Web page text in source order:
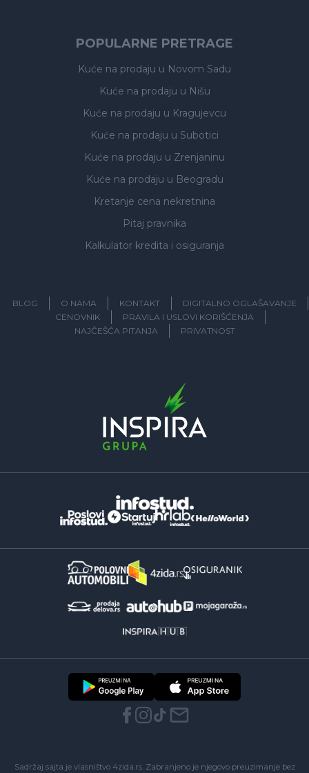
POPULARNE PRETRAGE
Kuće na prodaju u Novom Sadu
Kuće na prodaju u Nišu
Kuće na prodaju u Kragujevcu
Kuće na prodaju u Subotici
Kuće na prodaju u Zrenjaninu
Kuće na prodaju u Beogradu
Kretanje cena nekretnina
Pitaj pravnika
Kalkulator kredita i osiguranja
BLOG O NAMA KONTAKT
DIGITALNO OGLAŠAVANJE
CENOVNIK
PRAVILA I USLOVI KORIŠĆENJA
NAJČEŠĆA PITANJA
PRIVATNOST
Sadržaj sajta je vlasništvo 4zida.rs. Zabranjeno je njegovo preuzimanje bez